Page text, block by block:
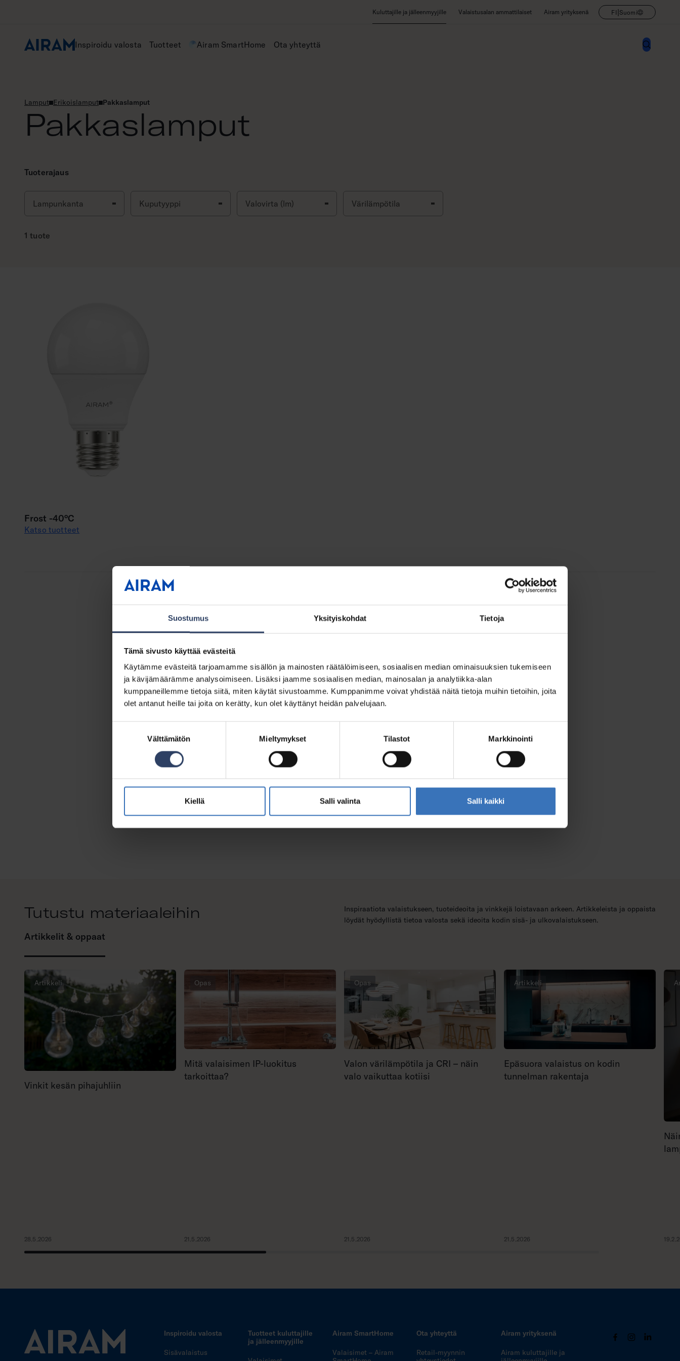
Suostumus Yksityiskohdat Tietoja
Tämä sivusto käyttää evästeitä
Käytämme evästeitä tarjoamamme sisällön ja mainosten räätälöimiseen, sosiaalisen median ominaisuuksien tukemiseen
ja kävijämäärämme analysoimiseen. Lisäksi jaamme sosiaalisen median, mainosalan ja analytiikka-alan
kumppaneillemme tietoja siitä, miten käytät sivustoamme. Kumppanimme voivat yhdistää näitä tietoja muihin tietoihin, joita
olet antanut heille tai joita on kerätty, kun olet käyttänyt heidän palvelujaan.
Välttämätön Mieltymykset Tilastot Markkinointi
Kiellä Salli valinta Salli kaikki
Kuluttajille ja jälleenmyyjille Valaistusalan ammattilaiset Airam yrityksenä FI |Suomi
Inspiroidu valosta Tuotteet Airam SmartHome Ota yhteyttä
Lamput Erikoislamput Pakkaslamput
Pakkaslamput
Tuoterajaus
Lampunkanta Kuputyyppi Valovirta (lm) Värilämpötila
1 tuote
Frost -40°C
Katso tuotteet
Tutustu materiaaleihin
Inspiraatiota valaistukseen, tuoteideoita ja vinkkejä loistavaan arkeen. Artikkeleista ja oppaista
löydät hyödyllistä tietoa valosta sekä ideoita kodin sisä- ja ulkovalaistukseen.
Artikkelit & oppaat
Artikkeli
Vinkit kesän pihajuhliin
28.5.2026
Opas
Mitä valaisimen IP-luokitus
tarkoittaa?
21.5.2026
Opas
Valon värilämpötila ja CRI – näin
valo vaikuttaa kotiisi
21.5.2026
Artikkeli
Epäsuora valaistus on kodin
tunnelman rakentaja
21.5.2026
Inspiroidu valosta
Sisävalaistus
Tuotteet kuluttajille
ja jälleenmyyjille
Airam SmartHome
Valaisimet – Airam
Ota yhteyttä
Retail-myynnin
Airam yrityksenä
Airam kuluttajille ja